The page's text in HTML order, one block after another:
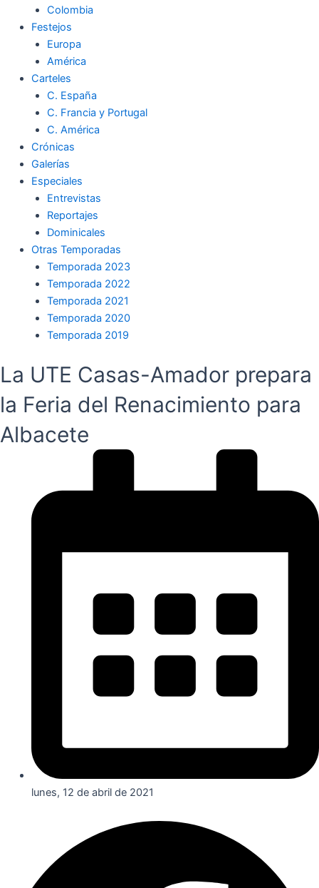
Colombia
Festejos
Europa
América
Carteles
C. España
C. Francia y Portugal
C. América
Crónicas
Galerías
Especiales
Entrevistas
Reportajes
Dominicales
Otras Temporadas
Temporada 2023
Temporada 2022
Temporada 2021
Temporada 2020
Temporada 2019
La UTE Casas-Amador prepara
la Feria del Renacimiento para
Albacete
lunes, 12 de abril de 2021